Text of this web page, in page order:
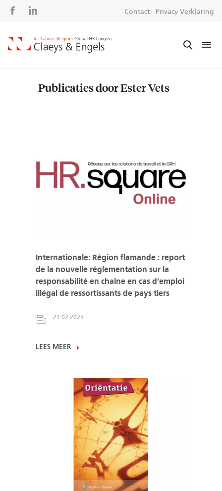
Social
Contact Privacy Verklaring
Publicaties door Ester Vets
Internationale: Région flamande : report
de la nouvelle réglementation sur la
responsabilité en chaîne en cas d’emploi
illégal de ressortissants de pays tiers
21.02.2025
LEES MEER